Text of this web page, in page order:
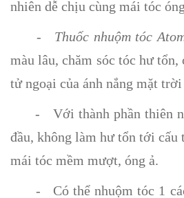
nhiên dễ chịu cùng mái tóc
- Thuốc nhuộm tóc
màu lâu, chăm sóc tóc hư tổn,
tử ngoại của ánh nắng mặt
- Với thành phần thiên
đầu, không làm hư tổn tới cấu
mái tóc mềm mượt, óng ả.
- Có thể nhuộm tóc 1